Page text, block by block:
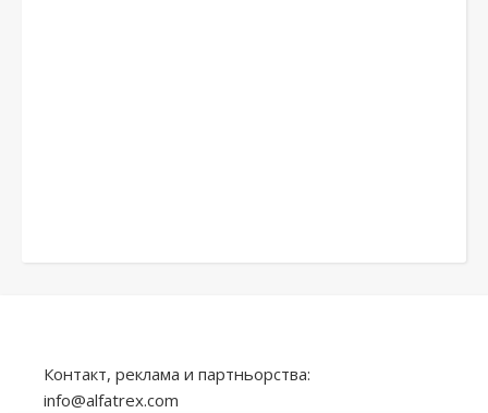
Контакт, реклама и партньорства:
info@alfatrex.com